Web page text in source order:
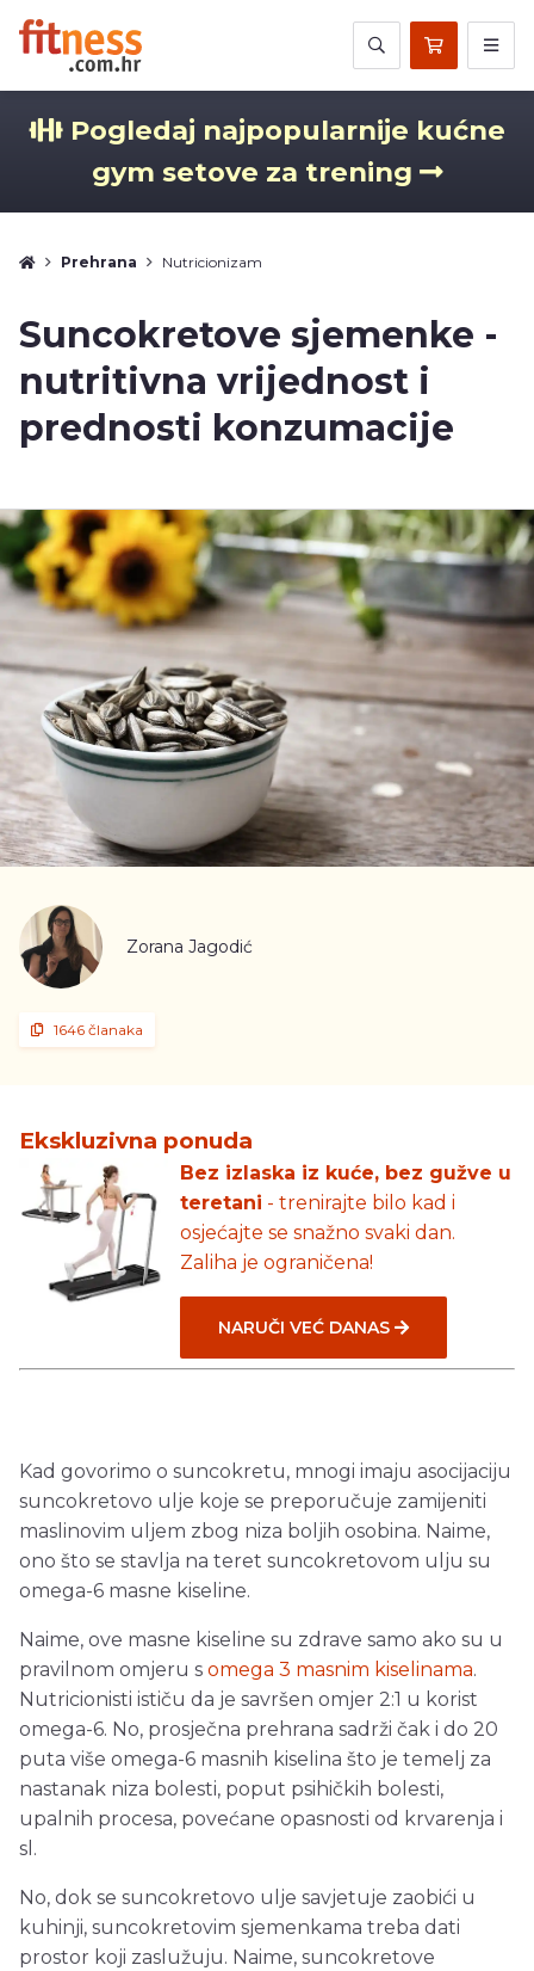
Pogledaj najpopularnije kućne
gym setove za trening
Prehrana Nutricionizam
Suncokretove sjemenke -
nutritivna vrijednost i
prednosti konzumacije
Zorana Jagodić
1646 članaka
Ekskluzivna ponuda
Bez izlaska iz kuće, bez gužve u
teretani - trenirajte bilo kad i
osjećajte se snažno svaki dan.
Zaliha je ograničena!
NARUČI VEĆ DANAS
Kad govorimo o suncokretu, mnogi imaju asocijaciju
suncokretovo ulje koje se preporučuje zamijeniti
maslinovim uljem zbog niza boljih osobina. Naime,
ono što se stavlja na teret suncokretovom ulju su
omega-6 masne kiseline.
Naime, ove masne kiseline su zdrave samo ako su u
pravilnom omjeru s omega 3 masnim kiselinama.
Nutricionisti ističu da je savršen omjer 2:1 u korist
omega-6. No, prosječna prehrana sadrži čak i do 20
puta više omega-6 masnih kiselina što je temelj za
nastanak niza bolesti, poput psihičkih bolesti,
upalnih procesa, povećane opasnosti od krvarenja i
sl.
No, dok se suncokretovo ulje savjetuje zaobići u
kuhinji, suncokretovim sjemenkama treba dati
prostor koji zaslužuju. Naime, suncokretove